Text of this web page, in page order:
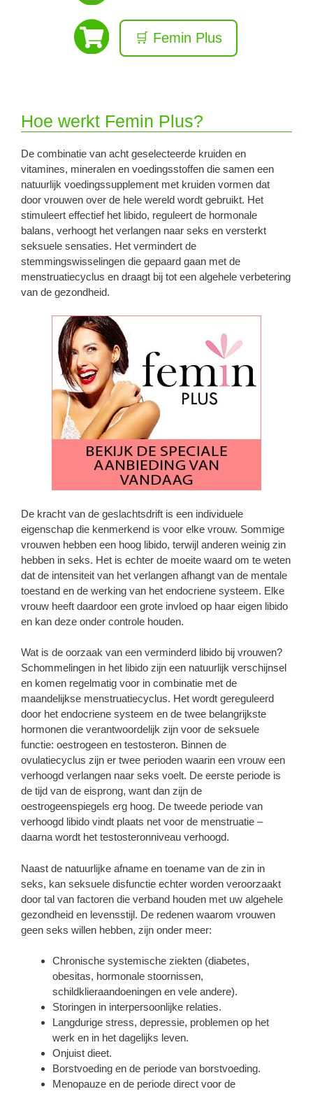
🛒 Femin Plus
Hoe werkt Femin Plus?
De combinatie van acht geselecteerde kruiden en
vitamines, mineralen en voedingsstoffen die samen een
natuurlijk voedingssupplement met kruiden vormen dat
door vrouwen over de hele wereld wordt gebruikt. Het
stimuleert effectief het libido, reguleert de hormonale
balans, verhoogt het verlangen naar seks en versterkt
seksuele sensaties. Het vermindert de
stemmingswisselingen die gepaard gaan met de
menstruatiecyclus en draagt ​​bij tot een algehele verbetering
van de gezondheid.
De kracht van de geslachtsdrift is een individuele
eigenschap die kenmerkend is voor elke vrouw. Sommige
vrouwen hebben een hoog libido, terwijl anderen weinig zin
hebben in seks. Het is echter de moeite waard om te weten
dat de intensiteit van het verlangen afhangt van de mentale
toestand en de werking van het endocriene systeem. Elke
vrouw heeft daardoor een grote invloed op haar eigen libido
en kan deze onder controle houden.
Wat is de oorzaak van een verminderd libido bij vrouwen?
Schommelingen in het libido zijn een natuurlijk verschijnsel
en komen regelmatig voor in combinatie met de
maandelijkse menstruatiecyclus. Het wordt gereguleerd
door het endocriene systeem en de twee belangrijkste
hormonen die verantwoordelijk zijn voor de seksuele
functie: oestrogeen en testosteron. Binnen de
ovulatiecyclus zijn er twee perioden waarin een vrouw een
verhoogd verlangen naar seks voelt. De eerste periode is
de tijd van de eisprong, want dan zijn de
oestrogeenspiegels erg hoog. De tweede periode van
verhoogd libido vindt plaats net voor de menstruatie –
daarna wordt het testosteronniveau verhoogd.
Naast de natuurlijke afname en toename van de zin in
seks, kan seksuele disfunctie echter worden veroorzaakt
door tal van factoren die verband houden met uw algehele
gezondheid en levensstijl. De redenen waarom vrouwen
geen seks willen hebben, zijn onder meer:
Chronische systemische ziekten (diabetes,
obesitas, hormonale stoornissen,
schildklieraandoeningen en vele andere).
Storingen in interpersoonlijke relaties.
Langdurige stress, depressie, problemen op het
werk en in het dagelijks leven.
Onjuist dieet.
Borstvoeding en de periode van borstvoeding.
Menopauze en de periode direct voor de